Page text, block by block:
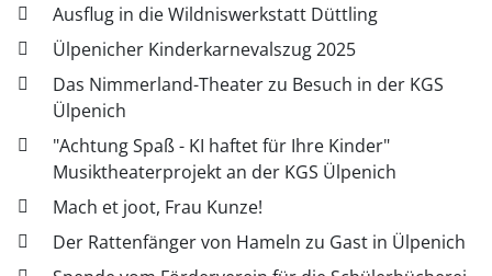
Ausflug in die Wildniswerkstatt Düttling
Ülpenicher Kinderkarnevalszug 2025
Das Nimmerland-Theater zu Besuch in der KGS
Ülpenich
"Achtung Spaß - KI haftet für Ihre Kinder"
Musiktheaterprojekt an der KGS Ülpenich
Mach et joot, Frau Kunze!
Der Rattenfänger von Hameln zu Gast in Ülpenich